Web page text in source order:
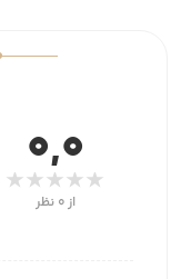
0,0
★★★★★
از 0 نظر